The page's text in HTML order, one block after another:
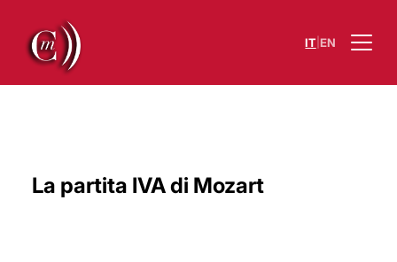
IT EN
La partita IVA di Mozart